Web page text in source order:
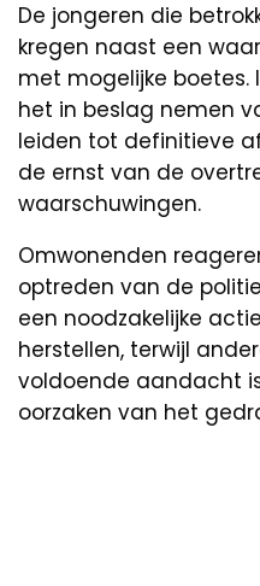
De jongeren die
kregen naast een
met mogelijke boetes.
het in beslag nemen
leiden tot definitieve
de ernst van de
waarschuwingen.
Omwonenden
optreden van de
een noodzakelijke
herstellen, terwijl
voldoende aandacht
oorzaken van het